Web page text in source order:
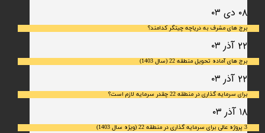
۰۸ دی ۰۳
برج های مشرف به دریاچه چیتگر کدامند؟
۲۲ آذر ۰۳
برج های آماده تحویل منطقه 22 (سال 1403)
۲۲ آذر ۰۳
برای سرمایه‌ گذاری در منطقه 22 چقدر سرمایه لازم است؟
۱۸ آذر ۰۳
3 پروژه عالی برای سرمایه گذاری در منطقه 22 (ویژه سال 1403)